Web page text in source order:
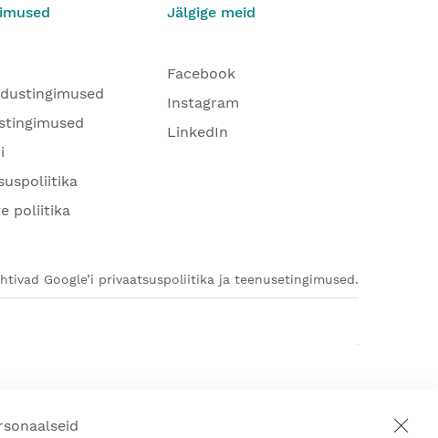
poliitika
Jälgige meid
Facebook
Instagram
LinkedIn
Google’i privaatsuspoliitika ja teenusetingimused.